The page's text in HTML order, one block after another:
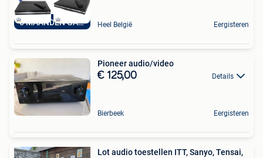
6 MAANDEN GARANTIE Heel België Eergisteren
Pioneer audio/video
€ 125,00 Details
Bierbeek Eergisteren
Lot audio toestellen ITT, Sanyo, Tensai,